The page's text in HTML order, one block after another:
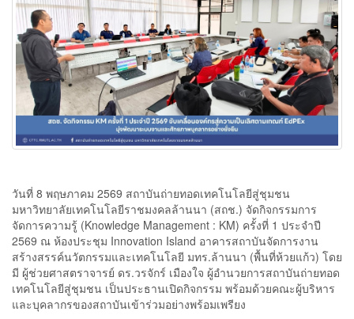
วันที่ 8 พฤษภาคม 2569 สถาบันถ่ายทอดเทคโนโลยีสู่ชุมชน
มหาวิทยาลัยเทคโนโลยีราชมงคลล้านนา (สถช.) จัดกิจกรรมการ
จัดการความรู้ (Knowledge Management : KM) ครั้งที่ 1 ประจำปี
2569 ณ ห้องประชุม Innovation Island อาคารสถาบันจัดการงาน
สร้างสรรค์นวัตกรรมและเทคโนโลยี มทร.ล้านนา (พื้นที่ห้วยแก้ว) โดย
มี ผู้ช่วยศาสตราจารย์ ดร.วรจักร์ เมืองใจ ผู้อำนวยการสถาบันถ่ายทอด
เทคโนโลยีสู่ชุมชน เป็นประธานเปิดกิจกรรม พร้อมด้วยคณะผู้บริหาร
และบุคลากรของสถาบันเข้าร่วมอย่างพร้อมเพรียง